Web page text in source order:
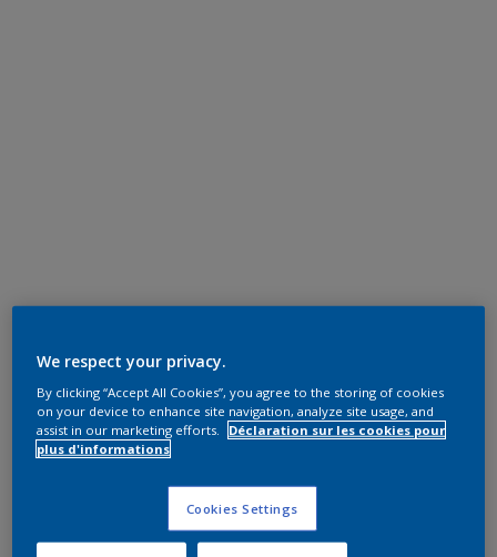
We respect your privacy.
By clicking “Accept All Cookies”, you agree to the storing of cookies
on your device to enhance site navigation, analyze site usage, and
assist in our marketing efforts.
Déclaration sur les cookies pour
plus d'informations
Cookies Settings